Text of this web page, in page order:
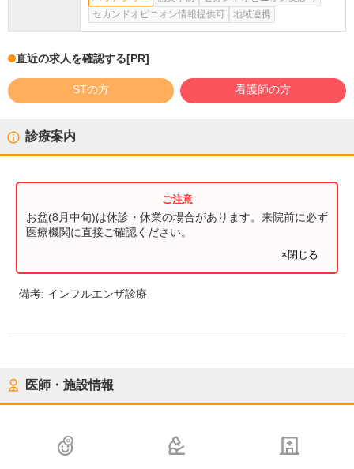
セカンドオピニオン情報提供可
地域連携
直近の求人を確認する[PR]
STの方 看護師の方
診療案内
お盆(8月中旬)は休診・休業の場合があります。来院前に必ず
医療機関に直接ご確認ください。
×閉じる
備考: インフルエンザ診療
医師・施設情報